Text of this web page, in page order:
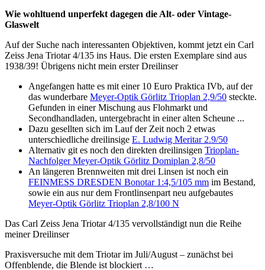
Wie wohltuend unperfekt dagegen die Alt- oder Vintage-
Glaswelt
Auf der Suche nach interessanten Objektiven, kommt jetzt ein Carl
Zeiss Jena Triotar 4/135 ins Haus. Die ersten Exemplare sind aus
1938/39! Übrigens nicht mein erster Dreilinser
Angefangen hatte es mit einer 10 Euro Praktica IVb, auf der
das wunderbare Meyer-Optik Görlitz Trioplan 2,9/50 steckte.
Gefunden in einer Mischung aus Flohmarkt und
Secondhandladen, untergebracht in einer alten Scheune ...
Dazu gesellten sich im Lauf der Zeit noch 2 etwas
unterschiedliche dreilinsige E. Ludwig Meritar 2.9/50
Alternativ git es noch den direkten dreilinsigen Trioplan-
Nachfolger Meyer-Optik Görlitz Domiplan 2,8/50
An längeren Brennweiten mit drei Linsen ist noch ein
FEINMESS DRESDEN Bonotar 1:4,5/105 mm im Bestand,
sowie ein aus nur dem Frontlinsenpart neu aufgebautes
Meyer-Optik Görlitz Trioplan 2,8/100 N
Das Carl Zeiss Jena Triotar 4/135 vervollständigt nun die Reihe
meiner Dreilinser
Praxisversuche mit dem Triotar im Juli/August – zunächst bei
Offenblende, die Blende ist blockiert …